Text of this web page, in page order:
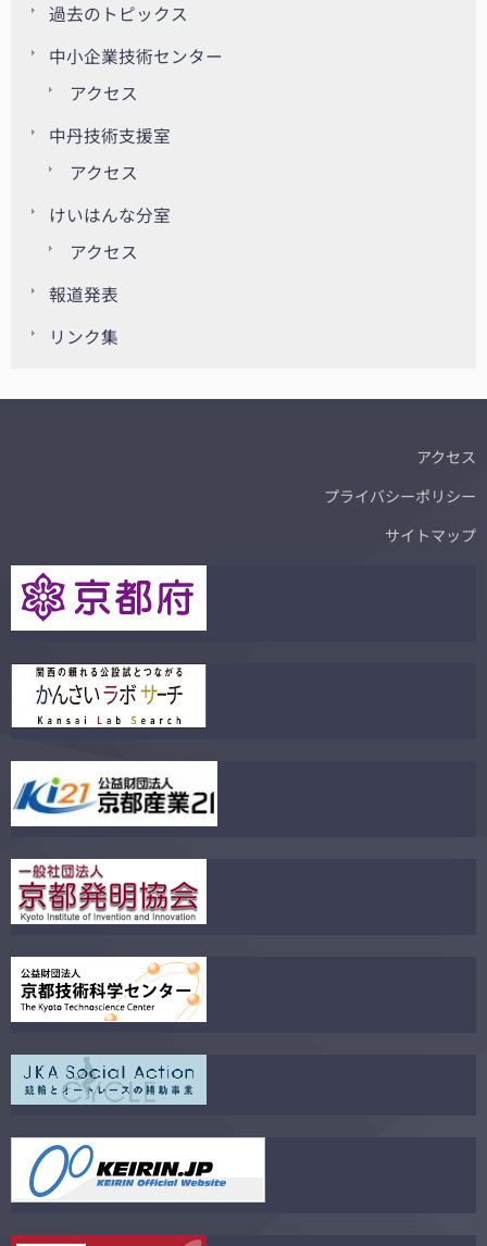
過去のトピックス
中小企業技術センター
アクセス
中丹技術支援室
アクセス
けいはんな分室
アクセス
報道発表
リンク集
アクセス
プライバシーポリシー
サイトマップ